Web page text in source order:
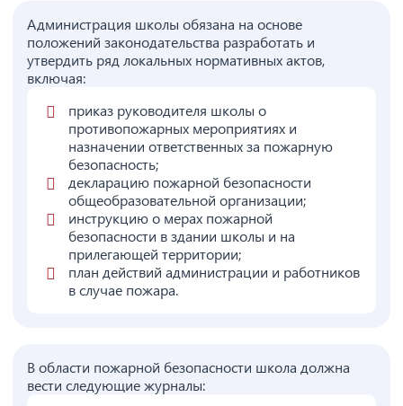
Администрация школы обязана на основе
положений законодательства разработать и
утвердить ряд локальных нормативных актов,
включая:
приказ руководителя школы о
противопожарных мероприятиях и
назначении ответственных за пожарную
безопасность;
декларацию пожарной безопасности
общеобразовательной организации;
инструкцию о мерах пожарной
безопасности в здании школы и на
прилегающей территории;
план действий администрации и работников
в случае пожара.
В области пожарной безопасности школа должна
вести следующие журналы: